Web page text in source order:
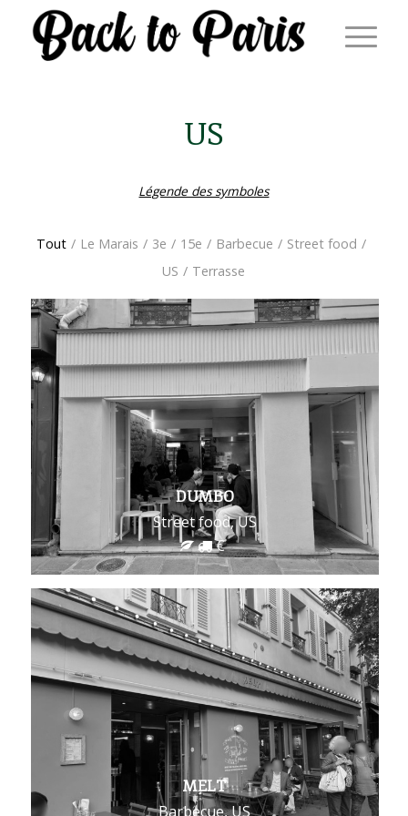
US
Légende des symboles
Tout / Le Marais / 3e / 15e / Barbecue / Street food /
US / Terrasse
DUMBO
Street food, US
MELT
Barbecue, US